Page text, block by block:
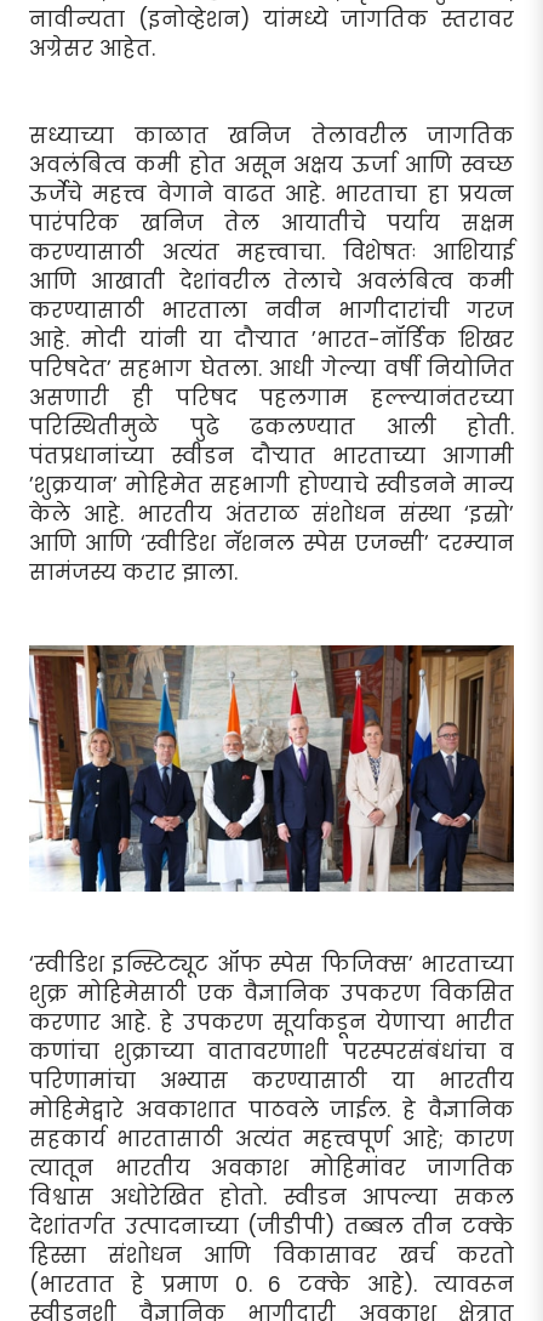
नावीन्यता (इनोव्हेशन) यांमध्ये जागतिक स्तरावर
अग्रेसर आहेत.
सध्याच्या काळात खनिज तेलावरील जागतिक
अवलंबित्व कमी होत असून अक्षय ऊर्जा आणि स्वच्छ
ऊर्जेचे महत्त्व वेगाने वाढत आहे. भारताचा हा प्रयत्न
पारंपरिक खनिज तेल आयातीचे पर्याय सक्षम
करण्यासाठी अत्यंत महत्त्वाचा. विशेषतः आशियाई
आणि आखाती देशांवरील तेलाचे अवलंबित्व कमी
करण्यासाठी भारताला नवीन भागीदारांची गरज
आहे. मोदी यांनी या दौर्‍यात ’भारत-नॉर्डिक शिखर
परिषदेत’ सहभाग घेतला. आधी गेल्या वर्षी नियोजित
असणारी ही परिषद पहलगाम हल्ल्यानंतरच्या
परिस्थितीमुळे पुढे ढकलण्यात आली होती.
पंतप्रधानांच्या स्वीडन दौर्‍यात भारताच्या आगामी
’शुक्रयान’ मोहिमेत सहभागी होण्याचे स्वीडनने मान्य
केले आहे. भारतीय अंतराळ संशोधन संस्था ‘इस्रो’
आणि आणि ‘स्वीडिश नॅशनल स्पेस एजन्सी’ दरम्यान
सामंजस्य करार झाला.
‘स्वीडिश इन्स्टिट्यूट ऑफ स्पेस फिजिक्स’ भारताच्या
शुक्र मोहिमेसाठी एक वैज्ञानिक उपकरण विकसित
करणार आहे. हे उपकरण सूर्याकडून येणार्‍या भारीत
कणांचा शुक्राच्या वातावरणाशी परस्परसंबंधांचा व
परिणामांचा अभ्यास करण्यासाठी या भारतीय
मोहिमेद्वारे अवकाशात पाठवले जाईल. हे वैज्ञानिक
सहकार्य भारतासाठी अत्यंत महत्त्वपूर्ण आहे; कारण
त्यातून भारतीय अवकाश मोहिमांवर जागतिक
विश्वास अधोरेखित होतो. स्वीडन आपल्या सकल
देशांतर्गत उत्पादनाच्या (जीडीपी) तब्बल तीन टक्के
हिस्सा संशोधन आणि विकासावर खर्च करतो
(भारतात हे प्रमाण 0. 6 टक्के आहे). त्यावरून
स्वीडनशी वैज्ञानिक भागीदारी अवकाश क्षेत्रात